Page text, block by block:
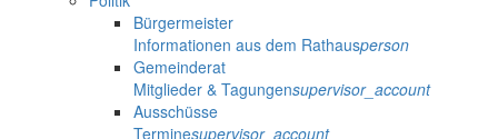
Bürgermeister
Informationen aus dem Rathausperson
Gemeinderat
Mitglieder & Tagungensupervisor_account
Ausschüsse
Terminesupervisor_account